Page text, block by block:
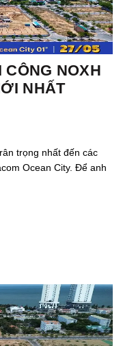
NOXH
NHẤT
trọng nhất đến các
Ocean City. Để anh